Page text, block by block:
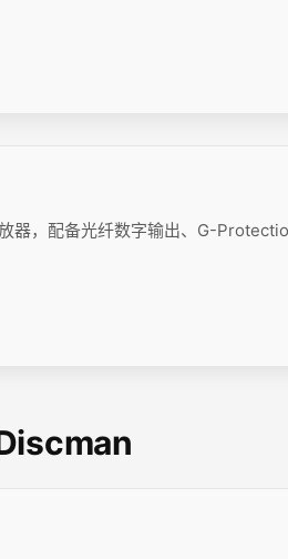
器，配备光纤数字输出、G-